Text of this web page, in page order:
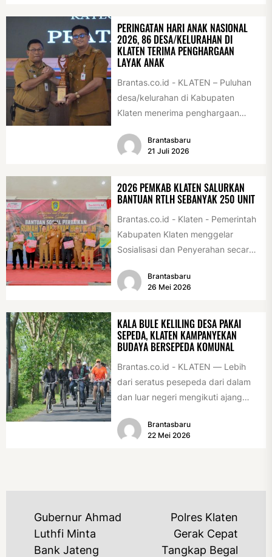
PERINGATAN HARI ANAK NASIONAL
2026, 86 DESA/KELURAHAN DI
KLATEN TERIMA PENGHARGAAN
LAYAK ANAK
Brantas.co.id - KLATEN – Puluhan
desa/kelurahan di Kabupaten
Klaten menerima penghargaan
2026. Penghargaan tersebut
diserahkan sebagai...
Brantasbaru
21 Juli 2026
2026 PEMKAB KLATEN SALURKAN
BANTUAN RTLH SEBANYAK 250 UNIT
Brantas.co.id - Klaten - Pemerintah
Kabupaten Klaten menggelar
Sosialisasi dan Penyerahan secara
Rumah Tidak Layak Huni...
Brantasbaru
26 Mei 2026
KALA BULE KELILING DESA PAKAI
SEPEDA, KLATEN KAMPANYEKAN
BUDAYA BERSEPEDA KOMUNAL
Brantas.co.id - KLATEN — Lebih
dari seratus pesepeda dari dalam
dan luar negeri mengikuti ajang
Association Rally...
Brantasbaru
22 Mei 2026
NAVIGASI
POS
Gubernur Ahmad
Luthfi Minta
Bank Jateng
Polres Klaten
Gerak Cepat
Tangkap Begal